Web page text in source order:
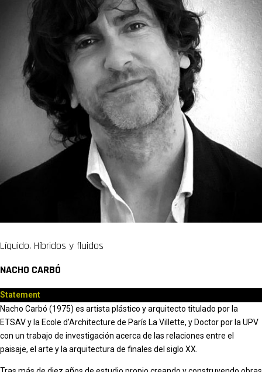
Líquido. Híbridos y fluidos
NACHO CARBÓ
Statement
Nacho Carbó (1975) es artista plástico y arquitecto titulado por la
ETSAV y la Ecole d’Architecture de París La Villette, y Doctor por la UPV
con un trabajo de investigación acerca de las relaciones entre el
paisaje, el arte y la arquitectura de finales del siglo XX.